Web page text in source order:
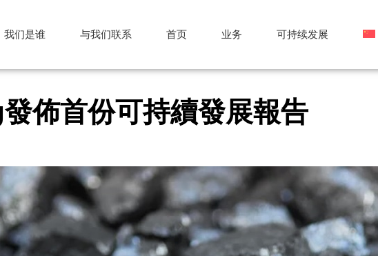
我们是谁 与我们联系 首页 业务 可持续发展
佈首份可持續發展報告